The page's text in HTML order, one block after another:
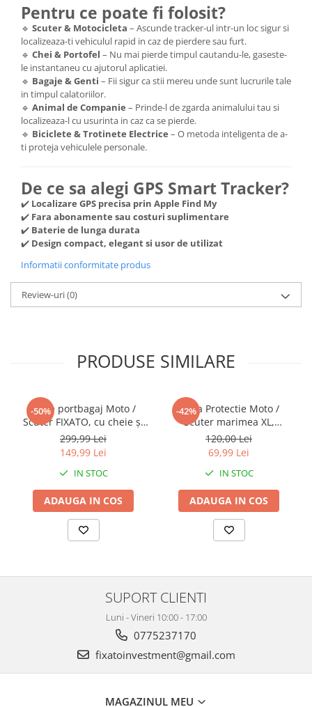
Pentru ce poate fi folosit?
🔹 Scuter & Motocicleta – Ascunde tracker-ul intr-un loc sigur si
localizeaza-ti vehiculul rapid in caz de pierdere sau furt.
🔹 Chei & Portofel – Nu mai pierde timpul cautandu-le, gaseste-
le instantaneu cu ajutorul aplicatiei.
🔹 Bagaje & Genti – Fii sigur ca stii mereu unde sunt lucrurile tale
in timpul calatoriilor.
🔹 Animal de Companie – Prinde-l de zgarda animalului tau si
localizeaza-l cu usurinta in caz ca se pierde.
🔹 Biciclete & Trotinete Electrice – O metoda inteligenta de a-
ti proteja vehiculele personale.
De ce sa alegi GPS Smart Tracker?
✔️ Localizare GPS precisa prin Apple Find My
✔️ Fara abonamente sau costuri suplimentare
✔️ Baterie de lunga durata
✔️ Design compact, elegant si usor de utilizat
Informatii conformitate produs
Review-uri(0)
PRODUSE SIMILARE
-50%
Cutie portbagaj Moto /
Scuter FIXATO, cu cheie și
sistem antifurt,
39x39x29cm, Negru
299,99 Lei
149,99 Lei
IN STOC
ADAUGA IN COS
-42%
Husa Protectie Moto /
Scuter marimea XL,
impermeabila, rezistenta la
praf, negru, FIXATO
120,00 Lei
69,99 Lei
IN STOC
ADAUGA IN COS
SUPORT CLIENTI
Luni - Vineri 10:00 - 17:00
0775237170
fixatoinvestment@gmail.com
MAGAZINUL MEU